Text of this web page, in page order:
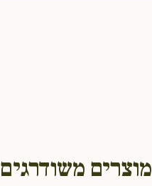
מוצרים משודרגים